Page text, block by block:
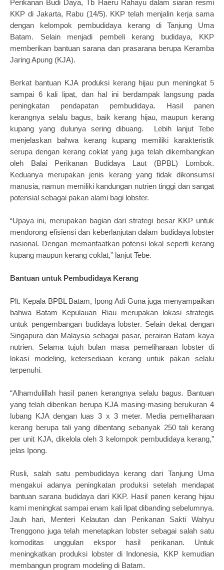
Perikanan Budi Daya, Tb Haeru Rahayu dalam siaran resmi
KKP di Jakarta, Rabu (14/5). KKP telah menjalin kerja sama
dengan kelompok pembudidaya kerang di Tanjung Uma
Batam. Selain menjadi pembeli kerang budidaya, KKP
memberikan bantuan sarana dan prasarana berupa Keramba
Jaring Apung (KJA).
Berkat bantuan KJA produksi kerang hijau pun meningkat 5
sampai 6 kali lipat, dan hal ini berdampak langsung pada
peningkatan pendapatan pembudidaya. Hasil panen
kerangnya selalu bagus, baik kerang hijau, maupun kerang
kupang yang dulunya sering dibuang. Lebih lanjut Tebe
menjelaskan bahwa kerang kupang memiliki karakteristik
serupa dengan kerang coklat yang juga telah dikembangkan
oleh Balai Perikanan Budidaya Laut (BPBL) Lombok.
Keduanya merupakan jenis kerang yang tidak dikonsumsi
manusia, namun memiliki kandungan nutrien tinggi dan sangat
potensial sebagai pakan alami bagi lobster.
“Upaya ini, merupakan bagian dari strategi besar KKP untuk
mendorong efisiensi dan keberlanjutan dalam budidaya lobster
nasional. Dengan memanfaatkan potensi lokal seperti kerang
kupang maupun kerang coklat,” lanjut Tebe.
Bantuan untuk Pembudidaya Kerang
Plt. Kepala BPBL Batam, Ipong Adi Guna juga menyampaikan
bahwa Batam Kepulauan Riau merupakan lokasi strategis
untuk pengembangan budidaya lobster. Selain dekat dengan
Singapura dan Malaysia sebagai pasar, perairan Batam kaya
nutrien. Selama tujuh bulan masa pemeliharaan lobster di
lokasi modeling, ketersediaan kerang untuk pakan selalu
terpenuhi.
“Alhamdulillah hasil panen kerangnya selalu bagus. Bantuan
yang telah diberikan berupa KJA masing-masing berukuran 4
lubang KJA dengan luas 3 x 3 meter. Media pemeliharaan
kerang berupa tali yang dibentang sebanyak 250 tali kerang
per unit KJA, dikelola oleh 3 kelompok pembudidaya kerang,”
jelas Ipong.
Rusli, salah satu pembudidaya kerang dari Tanjung Uma
mengakui adanya peningkatan produksi setelah mendapat
bantuan sarana budidaya dari KKP. Hasil panen kerang hijau
kami meningkat sampai enam kali lipat dibanding sebelumnya.
Jauh hari, Menteri Kelautan dan Perikanan Sakti Wahyu
Trenggono juga telah menetapkan lobster sebagai salah satu
komoditas unggulan ekspor hasil perikanan. Untuk
meningkatkan produksi lobster di Indonesia, KKP kemudian
membangun program modeling di Batam.